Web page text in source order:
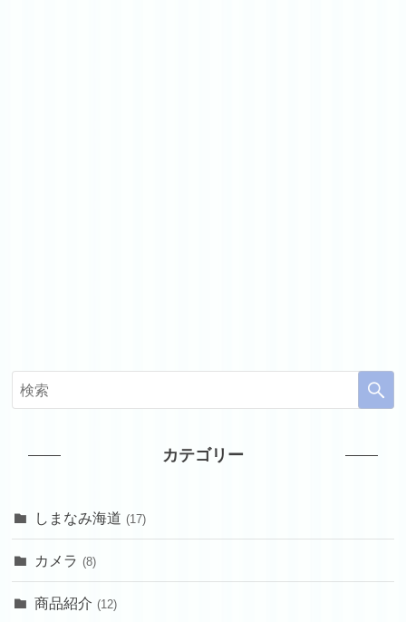
カテゴリー
しまなみ海道 (17)
カメラ (8)
商品紹介 (12)